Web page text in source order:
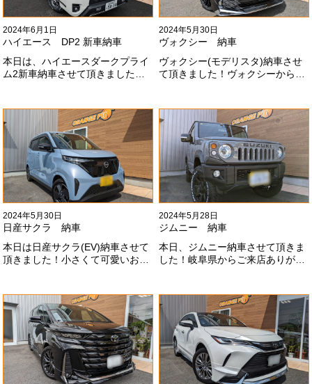
2024年6月1日
ハイエース DP2 新車納車
本日は、ハイエースダークプライ
ム2新車納車させて頂きました！
ました#x1f60a;
2024年5月30日
ヴォクシー 納車
ヴォクシー(モデリスタ)納車させ
て頂きました！ヴォクシーからヴ
利用頂きありがとうございます
#x1f60a;
2024年5月30日
日産サクラ 納車
本日は日産サクラ(EV)納車させて
頂きました！小さくて可愛いお車
#x1f60a;#x1f60a;M様ありがとう
ございました#x1f60a;
2024年5月28日
ジムニー 納車
本日、ジムニー納車させて頂きま
した！岐阜県からご来店ありがと
ープンカントリー、ホイールと、
可愛い仕様になりました！これか
らもよろしくお願いします
#x1f647;#x200d;#x2640;#xfe0f;